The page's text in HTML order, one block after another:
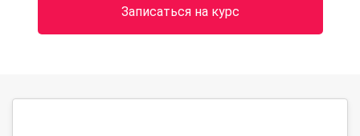
Записаться на курс